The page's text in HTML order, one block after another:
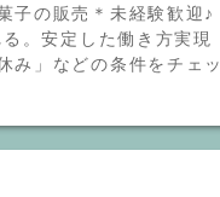
子の販売＊未経験歓迎♪
。安定した働き方実現
み」などの条件をチェッ